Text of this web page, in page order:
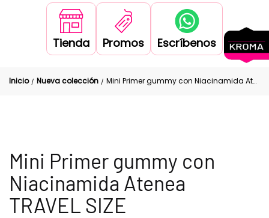
Tienda Promos Escríbenos
Inicio / Nueva colección / Mini Primer gummy con Niacinamida Atenea TRAVEL SIZE
Mini Primer gummy con
Niacinamida Atenea
TRAVEL SIZE